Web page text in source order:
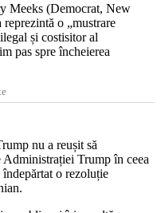
Meeks (Democrat, New
reprezintă o „mustrare
și costisitor al
pas spre încheierea
nu a reușit să
Administrației Trump în ceea
o rezoluție